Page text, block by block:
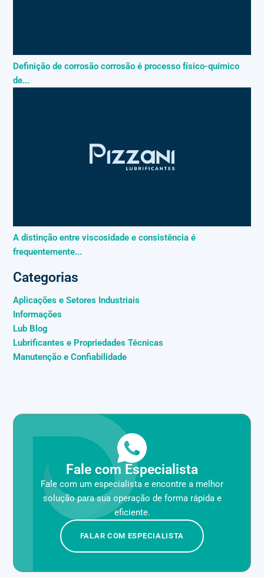
Definição de corrosão corrosão é processo físico-químico
de...
A distinção entre viscosidade e consistência é
frequentemente...
Categorias
Aplicações e Setores Industriais
Informações
Lub Blog
Lubrificantes e Propriedades Técnicas
Manutenção e Confiabilidade
Fale com Especialista
Fale com um especialista e encontre a melhor
solução para sua operação de forma rápida e
eficiente.
FALAR COM ESPECIALISTA